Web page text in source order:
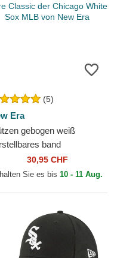
(5)
Era
gebogen weiß
band
Core Classic der
White Sox MLB von
30,95 CHF
Sie es bis 10 - 11 Aug.